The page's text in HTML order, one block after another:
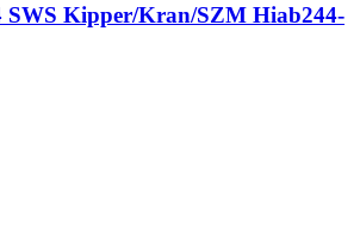
SWS Kipper/Kran/SZM Hiab244-